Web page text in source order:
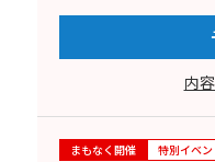
内
まもなく開催 特別イベン